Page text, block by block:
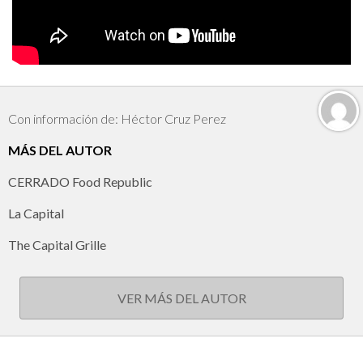
Con información de: Héctor Cruz Perez
MÁS DEL AUTOR
CERRADO Food Republic
La Capital
The Capital Grille
VER MÁS DEL AUTOR